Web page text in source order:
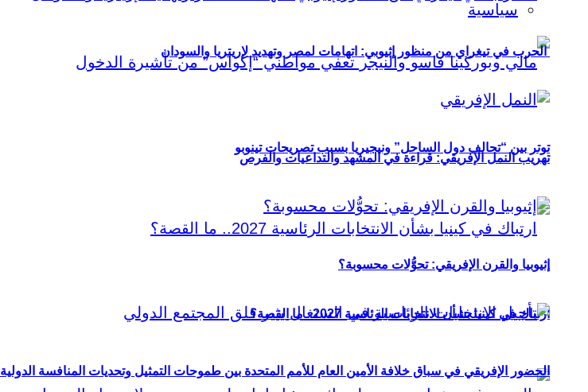
سياسية
توتر بين “تحالف دول الساحل” ونيجيريا بسبب تصريحات تينوبو
ارتباك في كينيا بشأن الانتخابات الرئاسية 2027.. ما القصة؟
الحرب في تيغراي من منظور إثيوبي: اتهامات لمصر وتهديد لإريتريا والسودان
تهريب النمل الإفريقي: قراءة في المشهد والتداعيات والفرص
إثيوبيا والقرن الإفريقي: تحوُّلات محسوبة؟
الحضور الإفريقي في سباق خلافة الأمين العام للأمم المتحدة بين طموحات التمثيل وتحديات المنافسة الدولية